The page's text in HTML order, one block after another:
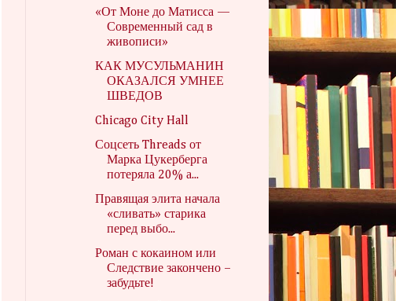
«От Моне до Матисса —
Современный сад в
живописи»
КАК МУСУЛЬМАНИН
ОКАЗАЛСЯ УМНЕЕ
ШВЕДОВ
Chicago City Hall
Соцсеть Threads от
Марка Цукерберга
потеряла 20% а...
Правящая элита начала
«сливать» старика
перед выбо...
Роман с кокаином или
Следствие закончено –
забудьте!